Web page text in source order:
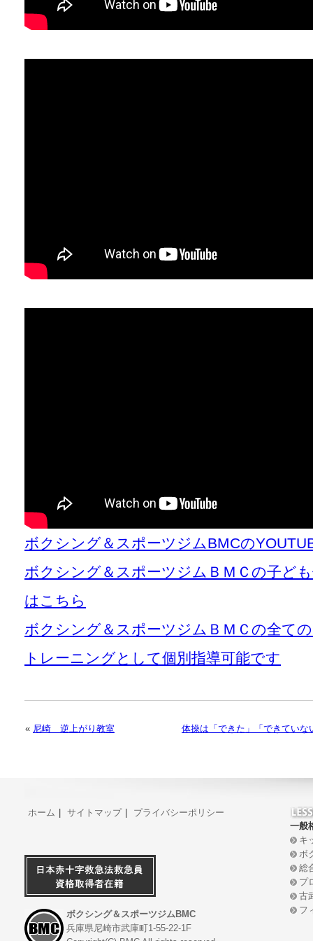
ボクシング＆スポーツジムBMCの
ボクシング＆スポーツジムＢＭＣの子ど
はこちら
ボクシング＆スポーツジムＢＭＣの全て
トレーニングとして個別指導可能です
« 尼崎 逆上がり教室 体操は「できた」「できてい
ホーム サイトマップ プライバシーポリシー
ボクシング＆スポーツジムBMC
兵庫県尼崎市武庫町1-55-22-1F
一般
キ
ボ
総
プ
古
フ